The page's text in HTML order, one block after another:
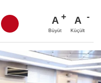
A
Büyüt
A
Küçült